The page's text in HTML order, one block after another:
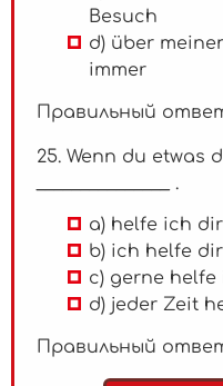
Besuch
d) über
immer
Правильный
25. Wenn du etwas
_______________ .
a) helfe ich
b) ich helfe
c) gerne
d) jeder Zeit
Правильный